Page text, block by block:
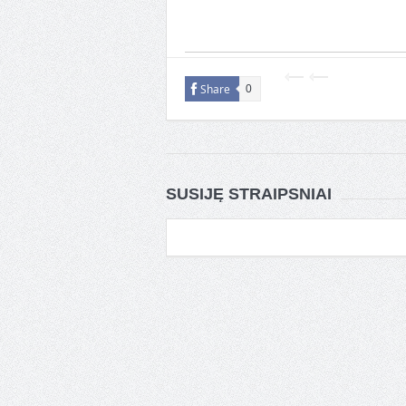
Share 0
SUSIJĘ STRAIPSNIAI